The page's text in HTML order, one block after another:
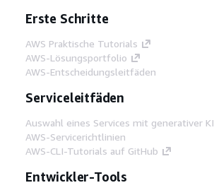
Erste Schritte
AWS Praktische Tutorials
AWS-Lösungsportfolio
AWS-Entscheidungsleitfäden
Serviceleitfäden
Auswahl eines Services mit generativer KI
AWS-Servicerichtlinien
AWS-CLI-Tutorials auf GitHub
Entwickler-Tools